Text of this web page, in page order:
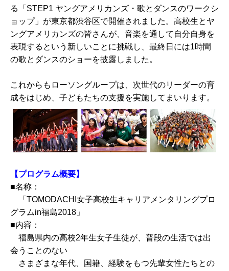
る「STEP1 ヤングアメリカンズ・歌とダンスのワークシ
ョップ」が東京都渋谷区で開催されました。高校生とヤ
ングアメリカンズの皆さんが、音楽を通して自分自身を
表現するという新しいことに挑戦し、最終日には1時間
の歌とダンスのショーを披露しました。
これからもローソングループは、次世代のリーダーの育
成をはじめ、子どもたちの支援を実施してまいります。
【プログラム概要】
■名称：
「TOMODACHI女子高校生キャリアメンタリングプロ
グラムin福島2018」
■内容：
福島県内の高校2年生女子生徒が、普段の生活では出
会うことのない
さまざまな年代、国籍、経験をもつ先輩女性たちとの